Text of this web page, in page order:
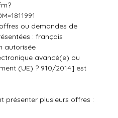
ou demandes de
: français
autorisée
avancé(e) ou
(UE) ? 910/2014] est
présenter plusieurs offres :